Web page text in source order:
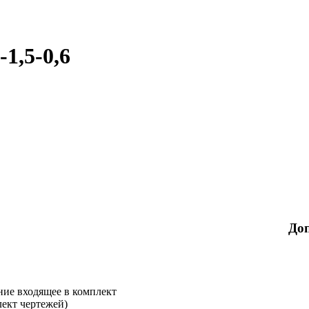
0,6
входящее в комплект
чертежей)